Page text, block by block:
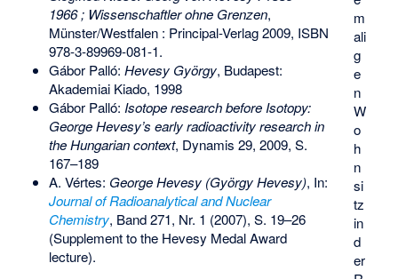
m
ali
g
e
n
W
o
h
n
si
tz
in
d
er
1966 ; Wissenschaftler ohne Grenzen,
Münster/Westfalen : Principal-Verlag 2009, ISBN
978-3-89969-081-1.
Gábor Palló: Hevesy György, Budapest:
Akademiai Kiado, 1998
Gábor Palló: Isotope research before Isotopy:
George Hevesy’s early radioactivity research in
the Hungarian context, Dynamis 29, 2009, S.
167–189
A. Vértes: George Hevesy (György Hevesy), In:
Journal of Radioanalytical and Nuclear
Chemistry, Band 271, Nr. 1 (2007), S. 19–26
(Supplement to the Hevesy Medal Award
lecture).